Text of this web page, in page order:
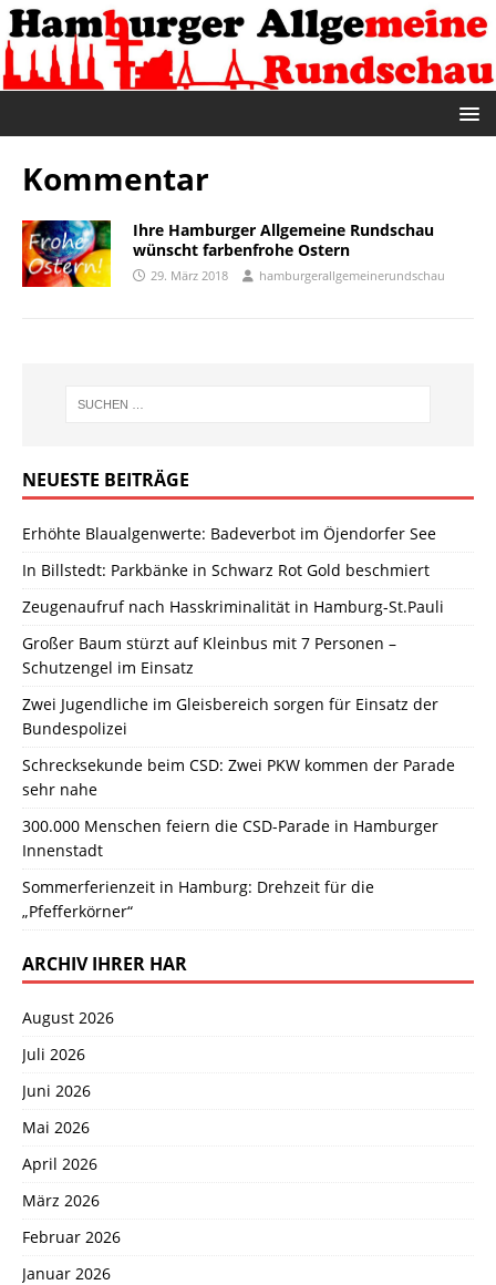
Kommentar
Ihre Hamburger Allgemeine Rundschau
wünscht farbenfrohe Ostern
29. März 2018 hamburgerallgemeinerundschau
NEUESTE BEITRÄGE
Erhöhte Blaualgenwerte: Badeverbot im Öjendorfer See
In Billstedt: Parkbänke in Schwarz Rot Gold beschmiert
Zeugenaufruf nach Hasskriminalität in Hamburg-St.Pauli
Großer Baum stürzt auf Kleinbus mit 7 Personen –
Schutzengel im Einsatz
Zwei Jugendliche im Gleisbereich sorgen für Einsatz der
Bundespolizei
Schrecksekunde beim CSD: Zwei PKW kommen der Parade
sehr nahe
300.000 Menschen feiern die CSD-Parade in Hamburger
Innenstadt
Sommerferienzeit in Hamburg: Drehzeit für die
„Pfefferkörner“
ARCHIV IHRER HAR
August 2026
Juli 2026
Juni 2026
Mai 2026
April 2026
März 2026
Februar 2026
Januar 2026